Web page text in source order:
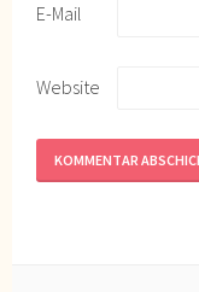
E-Mail
Website